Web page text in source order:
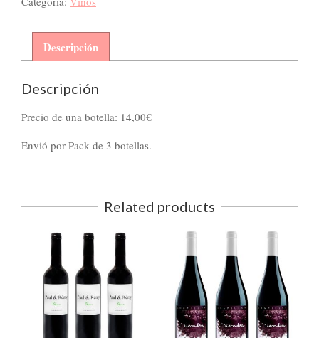
Rémy
Descripción
Descripción
Precio de una botella: 14,00€
Envió por Pack de 3 botellas.
Related products